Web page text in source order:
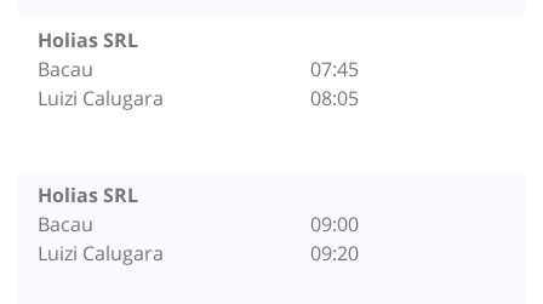
Holias SRL
Bacau
Luizi Calugara
07:45
08:05
Holias SRL
Bacau
Luizi Calugara
09:00
09:20